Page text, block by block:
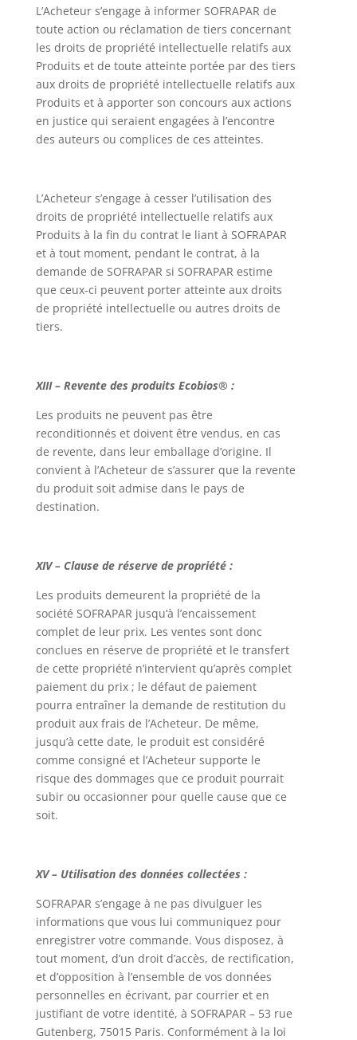
L’Acheteur s’engage à informer SOFRAPAR de
toute action ou réclamation de tiers concernant
les droits de propriété intellectuelle relatifs aux
Produits et de toute atteinte portée par des tiers
aux droits de propriété intellectuelle relatifs aux
Produits et à apporter son concours aux actions
en justice qui seraient engagées à l’encontre
des auteurs ou complices de ces atteintes.
L’Acheteur s’engage à cesser l’utilisation des
droits de propriété intellectuelle relatifs aux
Produits à la fin du contrat le liant à SOFRAPAR
et à tout moment, pendant le contrat, à la
demande de SOFRAPAR si SOFRAPAR estime
que ceux-ci peuvent porter atteinte aux droits
de propriété intellectuelle ou autres droits de
tiers.
XIII – Revente des produits Ecobios® :
Les produits ne peuvent pas être
reconditionnés et doivent être vendus, en cas
de revente, dans leur emballage d’origine. Il
convient à l’Acheteur de s’assurer que la revente
du produit soit admise dans le pays de
destination.
XIV – Clause de réserve de propriété :
Les produits demeurent la propriété de la
société SOFRAPAR jusqu‘à l’encaissement
complet de leur prix. Les ventes sont donc
conclues en réserve de propriété et le transfert
de cette propriété n’intervient qu’après complet
paiement du prix ; le défaut de paiement
pourra entraîner la demande de restitution du
produit aux frais de l’Acheteur. De même,
jusqu’à cette date, le produit est considéré
comme consigné et l’Acheteur supporte le
risque des dommages que ce produit pourrait
subir ou occasionner pour quelle cause que ce
soit.
XV – Utilisation des données collectées :
SOFRAPAR s’engage à ne pas divulguer les
informations que vous lui communiquez pour
enregistrer votre commande. Vous disposez, à
tout moment, d’un droit d’accès, de rectification,
et d’opposition à l’ensemble de vos données
personnelles en écrivant, par courrier et en
justifiant de votre identité, à SOFRAPAR – 53 rue
Gutenberg, 75015 Paris. Conformément à la loi